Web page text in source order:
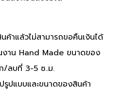
าแล้วไม่สามารถขอคืนเงินได้
งาน Hand Made ขนาดของ
/ลบที่ 3-5 ซ..ม.
ปแบบและขนาดของสินค้า